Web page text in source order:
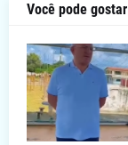
Você pode gostar